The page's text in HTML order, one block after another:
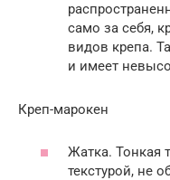
само за себя,
видов крепа.
и имеет
Креп-марокен
Жатка. Тонкая
текстурой, не